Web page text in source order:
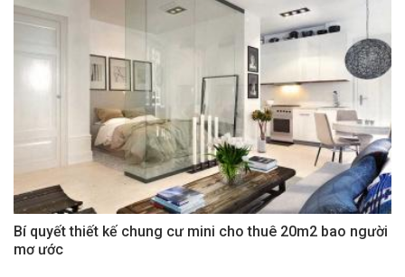
Bí quyết thiết kế chung cư mini cho thuê 20m2 bao người
mơ ước